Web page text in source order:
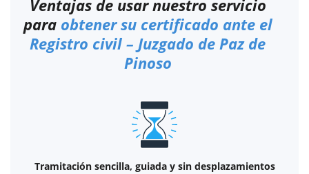
Ventajas de usar nuestro servicio
para obtener su certificado ante el
Registro civil – Juzgado de Paz de
Pinoso
Tramitación sencilla, guiada y sin desplazamientos